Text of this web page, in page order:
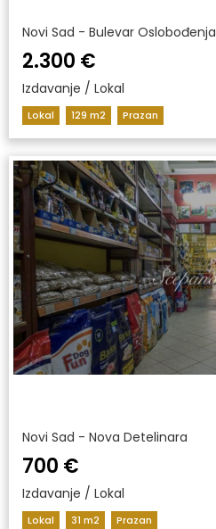
Novi Sad - Bulevar Oslobođenja
2.300 €
Izdavanje / Lokal
Lokal 129 m2 Prazan
Novi Sad - Nova Detelinara
700 €
Izdavanje / Lokal
Lokal 31 m2 Prazan